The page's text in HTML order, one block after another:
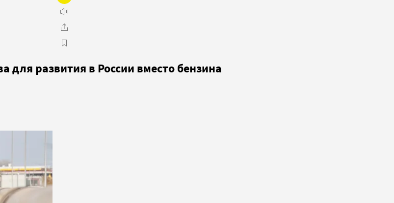
развития в России вместо бензина